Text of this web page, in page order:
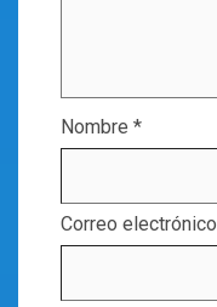
Nombre *
Correo electrónico